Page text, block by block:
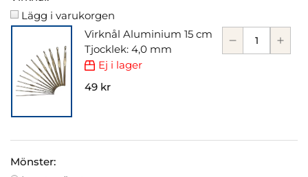
Lägg i varukorgen
Virknål Aluminium 15 cm
Tjocklek: 4,0 mm
Ej i lager
49 kr
Mönster: